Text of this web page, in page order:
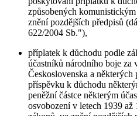
způsobených
znění pozdějších předpisů
622/2004 Sb."),
příplatek k důchodu podle
účastníků národního boje za
Československa a
příspěvku k důchodu
peněžní částce některým
osvobození v letech 1939 až